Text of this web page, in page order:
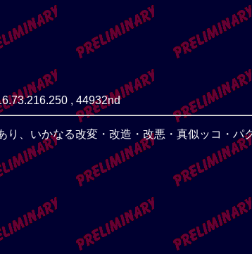
, 44932nd
、いかなる改変・改造・改悪・真似ッコ・パ